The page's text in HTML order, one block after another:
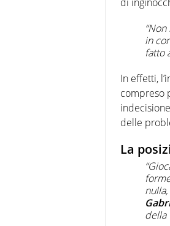
in
fatto
In effetti,
compreso
delle
La
della